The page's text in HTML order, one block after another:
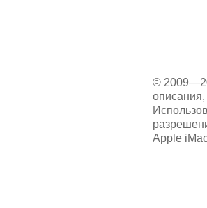
©
описания,
Apple